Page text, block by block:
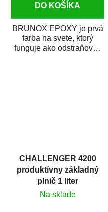
DO KOŠÍKA
BRUNOX EPOXY je prvá
farba na svete, ktorý
funguje ako odstraňovač
CHALLENGER 4200
produktívny základný
plnič 1 liter
Na sklade